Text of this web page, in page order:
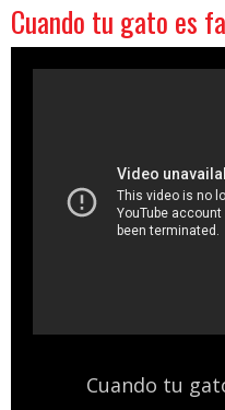
Cuando tu gato es
Cuando tu